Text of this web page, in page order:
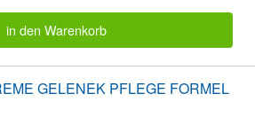
in den Warenkorb
GELENEK PFLEGE FORMEL